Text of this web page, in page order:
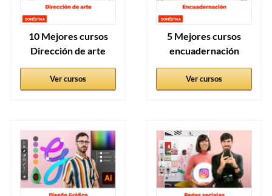
10 Mejores cursos
Dirección de arte
Ver cursos
5 Mejores cursos
encuadernación
Ver cursos